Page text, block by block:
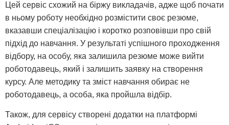
Цей сервіс схожий на біржу викладачів, адже щоб почати
в ньому роботу необхідно розмістити своє резюме,
вказавши спеціалізацію і коротко розповівши про свій
підхід до навчання. У результаті успішного проходження
відбору, на особу, яка залишила резюме може вийти
роботодавець, який і залишить заявку на створення
курсу. Але методику та зміст навчання обирає не
роботодавець, а особа, яка пройшла відбір.
Також, для сервісу створені додатки на платформі